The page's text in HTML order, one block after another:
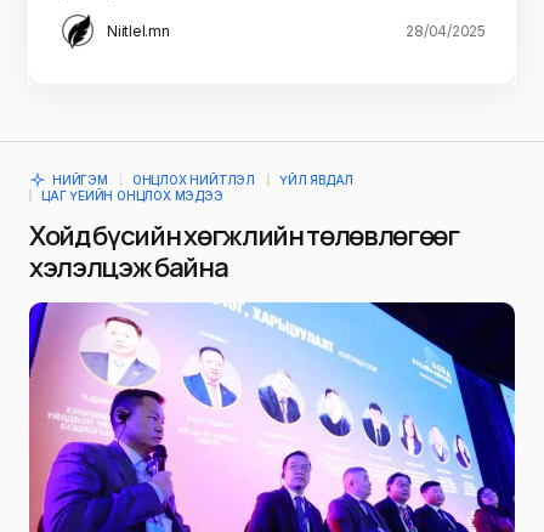
Niitlel.mn 28/04/2025
НИЙГЭМ ОНЦЛОХ НИЙТЛЭЛ
ҮЙЛ ЯВДАЛ
ЦАГ ҮЕИЙН ОНЦЛОХ МЭДЭЭ
Хойд бүсийн хөгжлийн төлөвлөгөөг
хэлэлцэж байна